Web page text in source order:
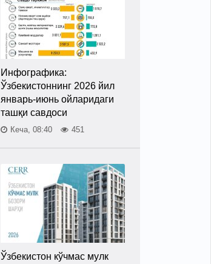
Инфографика:
Ўзбекистоннинг 2026 йил
январь-июнь ойларидаги
ташқи савдоси
Кеча, 08:40 451
Ўзбекистон кўчмас мулк